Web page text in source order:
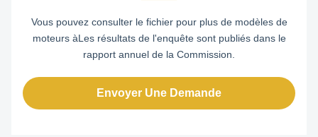
Vous pouvez consulter le fichier pour plus de modèles de
moteurs àLes résultats de l'enquête sont publiés dans le
rapport annuel de la Commission.
Envoyer Une Demande